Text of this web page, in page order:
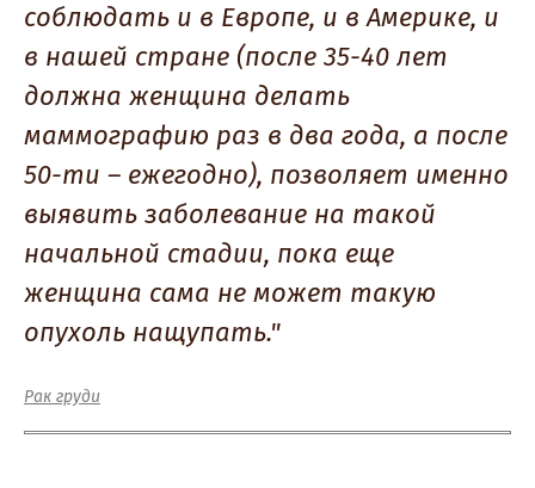
соблюдать и в Европе, и в Америке, и
в нашей стране (после 35-40 лет
должна женщина делать
маммографию раз в два года, а после
50-ти – ежегодно), позволяет именно
выявить заболевание на такой
начальной стадии, пока еще
женщина сама не может такую
опухоль нащупать."
Рак груди